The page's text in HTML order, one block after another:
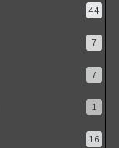
44
7
7
1
16